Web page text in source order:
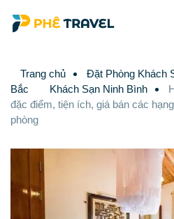
Trang chủ Đặt Phòng Khách
Bắc
Khách Sạn Ninh Bình
đặc điểm, tiện ích, giá bán các
phòng